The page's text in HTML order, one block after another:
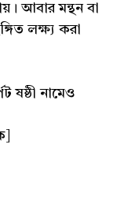
আবার মন্থন বা
লক্ষ্য করা
ষষ্ঠী নামেও